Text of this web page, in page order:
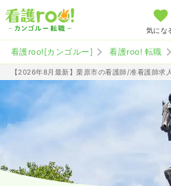
気にな
看護roo![カンゴルー] 看護roo! 転職
【2026年8月最新】栗原市の看護師/准看護師求